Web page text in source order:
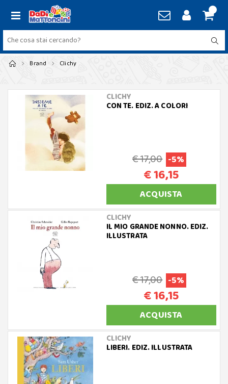
Brand Clichy
CLICHY
CON TE. EDIZ. A COLORI
€ 17,00 -5%
€ 16,15
ACQUISTA
CLICHY
IL MIO GRANDE NONNO. EDIZ.
ILLUSTRATA
€ 17,00 -5%
€ 16,15
ACQUISTA
CLICHY
LIBERI. EDIZ. ILLUSTRATA